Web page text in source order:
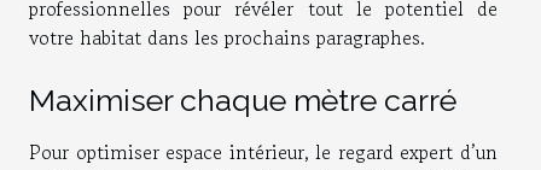
professionnelles pour révéler tout le potentiel de
votre habitat dans les prochains paragraphes.
Maximiser chaque mètre carré
Pour optimiser espace intérieur, le regard expert d’un